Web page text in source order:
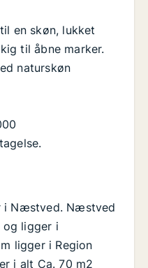
en skøn, lukket
til åbne marker.
naturskøn
i Næstved. Næstved
og ligger i
ligger i Region
i alt Ca. 70 m2